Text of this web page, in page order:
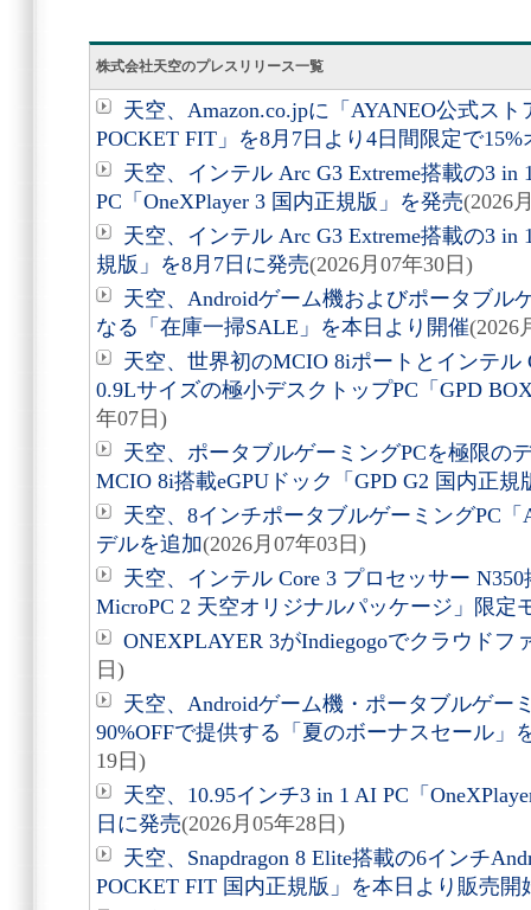
株式会社天空のプレスリリース一覧
天空、Amazon.co.jpに「AYANEO公式ス
POCKET FIT」を8月7日より4日間限定で15%
天空、インテル Arc G3 Extreme搭載の3 in
PC「OneXPlayer 3 国内正規版」を発売(2026
天空、インテル Arc G3 Extreme搭載の3 in
規版」を8月7日に発売(2026月07年30日)
天空、Androidゲーム機およびポータブル
なる「在庫一掃SALE」を本日より開催(2026
天空、世界初のMCIO 8iポートとインテル
0.9Lサイズの極小デスクトップPC「GPD
年07日)
天空、ポータブルゲーミングPCを極限の
MCIO 8i搭載eGPUドック「GPD G2 国内正規
天空、8インチポータブルゲーミングPC
デルを追加(2026月07年03日)
天空、インテル Core 3 プロセッサー
MicroPC 2 天空オリジナルパッケージ」限定
ONEXPLAYER 3がIndiegogoでクラウドフ
日)
天空、Androidゲーム機・ポータブルゲー
90%OFFで提供する「夏のボーナスセール」
19日)
天空、10.95インチ3 in 1 AI PC「
日に発売(2026月05年28日)
天空、Snapdragon 8 Elite搭載の6インチ
POCKET FIT 国内正規版」を本日より販売開